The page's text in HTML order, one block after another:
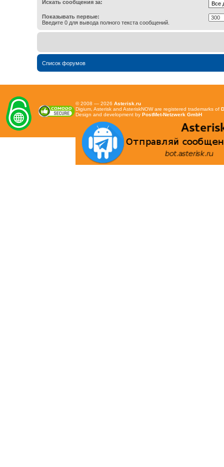
Искать сообщения за:
Показывать первые:
Введите 0 для вывода полного текста сообщений.
Список форумов
© 2008 — 2026 Asterisk.ru
Digium, Asterisk and AsteriskNOW are registered trademarks of
Design and development by PostMet-Netzwerk GmbH